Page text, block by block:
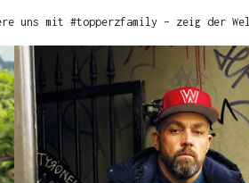
uns mit #topperzfamily – zeig der